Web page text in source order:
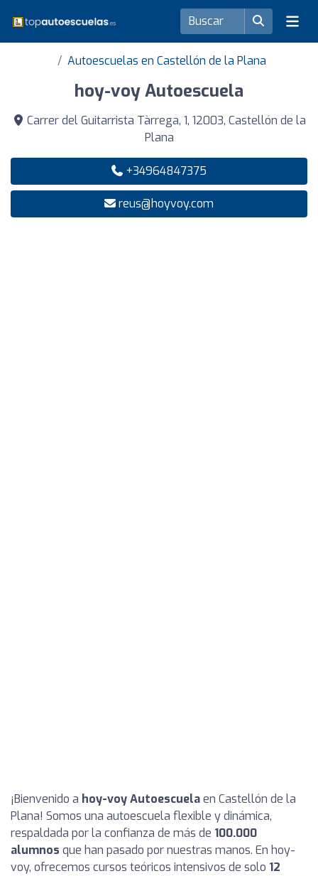
Autoescuelas en Castellón de la Plana
hoy-voy Autoescuela
Carrer del Guitarrista Tàrrega, 1, 12003, Castellón de la
Plana
+34964847375
reus@hoyvoy.com
¡Bienvenido a hoy-voy Autoescuelaen Castellón de la
Plana! Somos una autoescuela flexible y dinámica,
respaldada por la confianza de más de 100.000
alumnos que han pasado por nuestras manos. En hoy-
voy, ofrecemos cursos teóricos intensivos de solo 12